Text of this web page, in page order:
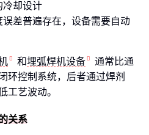
冷却设计
误差普遍存在，设备需要自动
和埋弧焊机设备
通常比通
环控制系统，后者通过焊剂
工艺波动。
关系